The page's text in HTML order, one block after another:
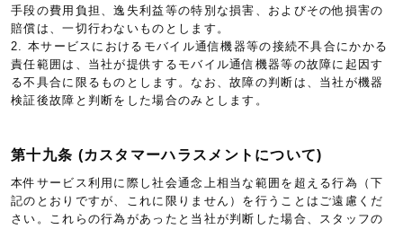
手段の費用負担、逸失利益等の特別な損害、およびその他損害の
賠償は、一切行わないものとします。
2. 本サービスにおけるモバイル通信機器等の接続不具合にかかる
責任範囲は、当社が提供するモバイル通信機器等の故障に起因す
る不具合に限るものとします。なお、故障の判断は、当社が機器
検証後故障と判断をした場合のみとします。
第十九条 (カスタマーハラスメントについて)
本件サービス利用に際し社会通念上相当な範囲を超える行為（下
記のとおりですが、これに限りません）を行うことはご遠慮くだ
さい。これらの行為があったと当社が判断した場合、スタッフの